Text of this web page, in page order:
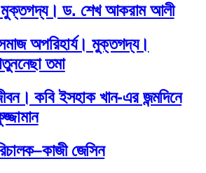
মুক্তগদ্য। ড. শেখ আকরাম আলী
অপরিহার্য। মুক্তগদ্য।
তমা
কবি ইসহাক খান-এর জন্মদিনে
জেসিন